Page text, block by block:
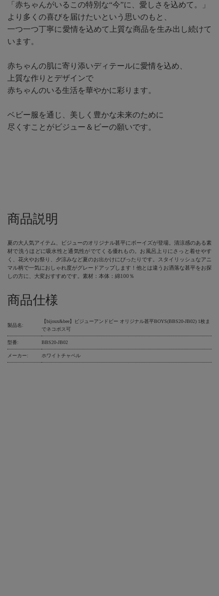
「赤ちゃんがいるこの特別な“今”に、愛しさを込めて。」
より多くの喜びを届けたいという思いのもと、
一つ一つ丁寧に愛情を込めて上質な商品を生み出し続けて
います。
赤ちゃんの肌に寄り添いディテールに愛情を込め、
上質な作りとデザインで
赤ちゃんのいる生活を華やかに彩ります。
ベビー服を通じ、美しく豊かな未来のために
尽くすことがビジュー＆ビーの願いです。
商品説明
夏の大人気アイテム、ビジューのオリジナル甚平にボーイズが登場。清涼感のある素
材で洗うほどに吸水性と通気性がでてくる優れもの。お風呂上りにさっと着せやす
く、花火やお祭り、夕涼みなど夏のお出かけにぴったりです。スタイリッシュなアニ
マル柄で一気におしゃれ度がグレードアップします！他とは違うお洒落な甚平をお探
しの方に、大変おすすめです。素材：本体：綿100％
商品仕様
製品名:
【bijoux&bee】ビジューアンドビー オリジナル甚平BOYS(BBS20-JB02) 1枚ま
でネコポス可
型番: BBS20-JB02
メーカー: ホワイトチャペル